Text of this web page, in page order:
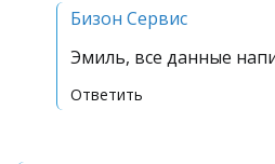
Бизон Сервис
Эмиль, все данные
Ответить